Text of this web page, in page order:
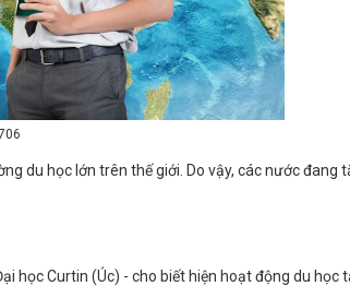
du học lớn trên thế giới. Do vậy, các nước đang
học Curtin (Úc) - cho biết hiện hoạt động du học